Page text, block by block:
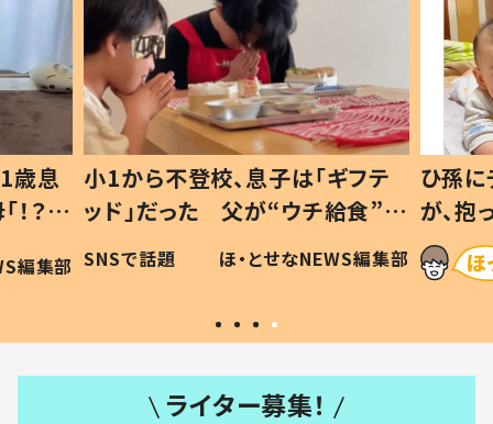
は「ギフテ
ウチ給食”を
なNEWS編集部
ひ孫にデレデレな80歳じいじ
が、抱っこすると…ひ孫の反応に
「涙が出ました」「可愛くて仕方な
い」
ほ・とせなNEWS編集部
ライター募集！